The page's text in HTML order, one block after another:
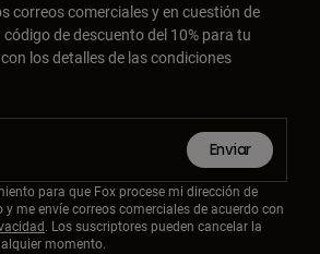
correos comerciales y en cuestión de
de descuento del 10% para tu
los detalles de las condiciones
Enviar
para que Fox procese mi dirección de
y me envíe correos comerciales de acuerdo con
. Los suscriptores pueden cancelar la
momento.